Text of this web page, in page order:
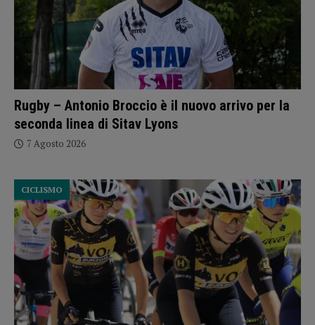
Rugby – Antonio Broccio è il nuovo arrivo per la
seconda linea di Sitav Lyons
7 Agosto 2026
CICLISMO